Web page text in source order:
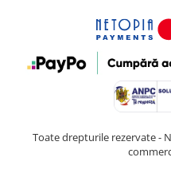
Toate drepturile rezervate -